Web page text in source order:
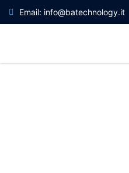
Email: info@batechnology.it